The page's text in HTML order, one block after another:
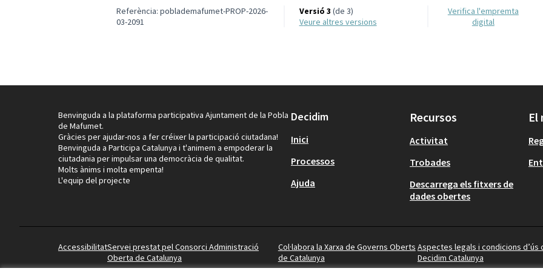
Referència: poblademafumet-PROP-2026-
03-2091
Versió 3 (de 3)
veure altres versions
Verifica l'empremta
digital
Benvinguda a la plataforma participativa Ajuntament de la Pobla
de Mafumet.
Gràcies per ajudar-nos a fer créixer la participació ciutadana!
Benvinguda a Participa Catalunya i t'animem a empoderar la
ciutadania per impulsar una democràcia de qualitat.
Molts ànims i molta empenta!
L'equip del projecte
Decidim
Inici
Processos
Ajuda
Recursos
Activitat
Trobades
Descarrega els fitxers de
dades obertes
El
AccessibilitatServei prestat pel Consorci Administració
Oberta de Catalunya
Col·labora la Xarxa de Governs Oberts
de Catalunya
Aspectes legals i condicions d’ús
Decidim Catalunya